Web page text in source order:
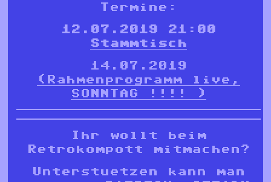
Termine:
12.07.2019 21:00
Stammtisch
14.07.2019
(Rahmenprogramm live,
SONNTAG !!!! )
Ihr wollt beim
Retrokompott mitmachen?
Unterstuetzen kann man